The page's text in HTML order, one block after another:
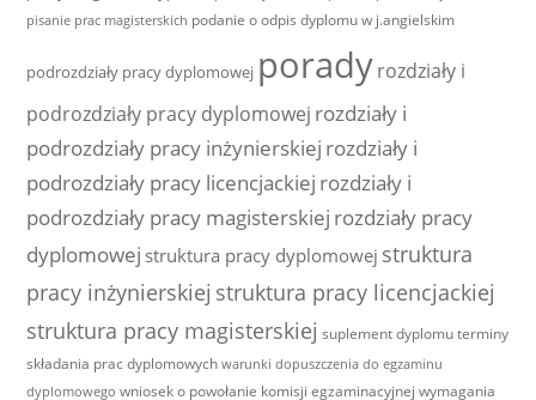
pisanie prac magisterskich podanie o odpis dyplomu w j.angielskim
podrozdziały pracy dyplomowej poradyrozdziały i
podrozdziały pracy dyplomowej rozdziały i
podrozdziały pracy inżynierskiej rozdziały i
podrozdziały pracy licencjackiej rozdziały i
podrozdziały pracy magisterskiej rozdziały pracy
dyplomowej struktura pracy dyplomowej struktura
pracy inżynierskiej struktura pracy licencjackiej
struktura pracy magisterskiej suplement dyplomu terminy
składania prac dyplomowych warunki dopuszczenia do egzaminu
dyplomowego wniosek o powołanie komisji egzaminacyjnej wymagania